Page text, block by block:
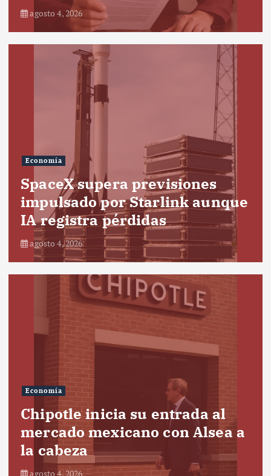
agosto 4, 2026
Economía
SpaceX supera previsiones
impulsado por Starlink aunque
IA registra pérdidas
agosto 4, 2026
Economía
Chipotle inicia su entrada al
mercado mexicano con Alsea a
la cabeza
agosto 4, 2026